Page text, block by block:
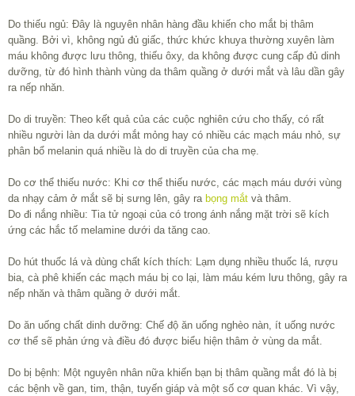
Do thiếu ngủ: Đây là nguyên nhân hàng đầu khiến cho mắt bị thâm
quầng. Bởi vì, không ngủ đủ giấc, thức khức khuya thường xuyên làm
máu không được lưu thông, thiếu ôxy, da không được cung cấp đủ dinh
dưỡng, từ đó hình thành vùng da thâm quầng ở dưới mắt và lâu dần gây
ra nếp nhăn.
Do di truyền: Theo kết quả của các cuộc nghiên cứu cho thấy, có rất
nhiều người làn da dưới mắt mỏng hay có nhiều các mạch máu nhỏ, sự
phân bổ melanin quá nhiều là do di truyền của cha mẹ.
Do cơ thể thiếu nước: Khi cơ thể thiếu nước, các mạch máu dưới vùng
da nhạy cảm ở mắt sẽ bị sưng lên, gây ra bọng mắt và thâm.
Do đi nắng nhiều: Tia tử ngoại của có trong ánh nắng mặt trời sẽ kích
ứng các hắc tố melamine dưới da tăng cao.
Do hút thuốc lá và dùng chất kích thích: Lạm dụng nhiều thuốc lá, rượu
bia, cà phê khiến các mạch máu bị co lại, làm máu kém lưu thông, gây ra
nếp nhăn và thâm quầng ở dưới mắt.
Do ăn uống chất dinh dưỡng: Chế độ ăn uống nghèo nàn, ít uống nước
cơ thể sẽ phản ứng và điều đó được biểu hiện thâm ở vùng da mắt.
Do bị bệnh: Một nguyên nhân nữa khiến bạn bị thâm quầng mắt đó là bị
các bệnh về gan, tim, thận, tuyến giáp và một số cơ quan khác. Vì vậy,